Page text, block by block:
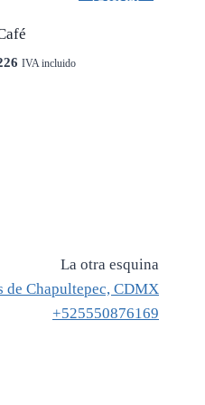
El
IVA incluido
La otra esquina
de Chapultepec, CDMX
+525550876169